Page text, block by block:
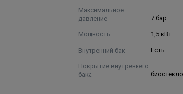
Максимальное
давление
7 бар
Мощность 1,5 кВт
Внутренний бак Есть
Покрытие внутреннего
бака